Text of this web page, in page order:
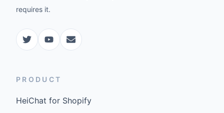
requires it.
PRODUCT
HeiChat for Shopify